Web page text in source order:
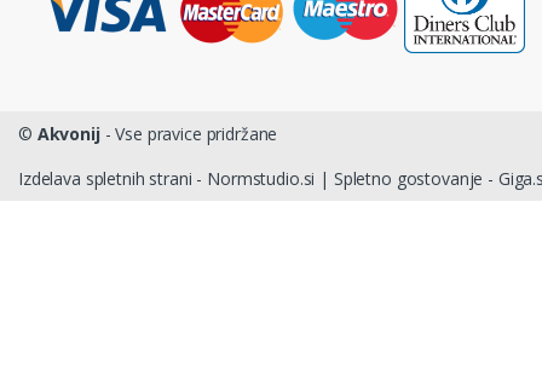
© Akvonij- Vse pravice pridržane
Izdelava spletnih strani - Normstudio.si | Spletno gostovanje -